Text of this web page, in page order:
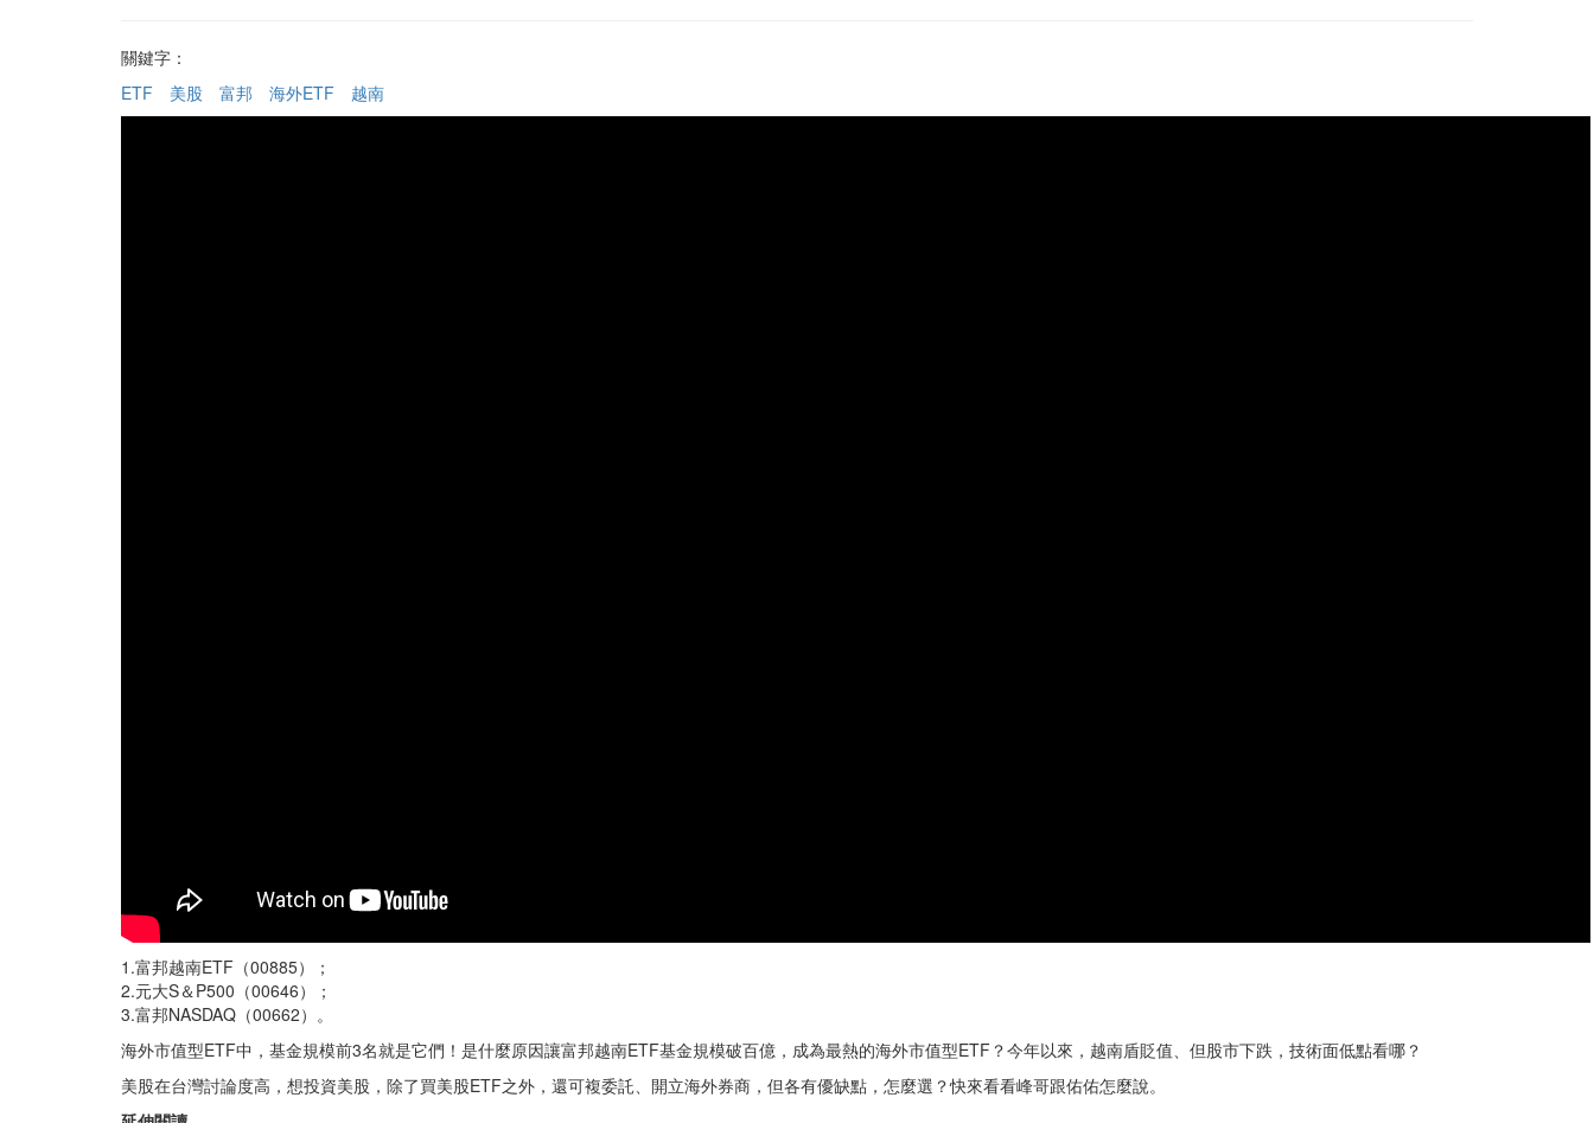
關鍵字：
ETF
美股 富邦 海外ETF 越南
1.富邦越南ETF（00885）；
2.元大S＆P500（00646）；
3.富邦NASDAQ（00662）。
海外市值型ETF中，基金規模前3名就是它們！是什麼原因讓富邦越南ETF基金規模破百億，成為最熱的海外市值型ETF？今年以來，越南盾貶值、但股市下跌，技術面低點看哪？
美股在台灣討論度高，想投資美股，除了買美股ETF之外，還可複委託、開立海外券商，但各有優缺點，怎麼選？快來看看峰哥跟佑佑怎麼說。